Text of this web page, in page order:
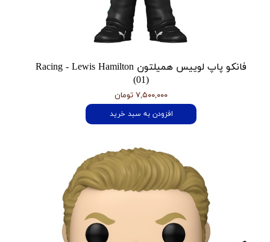
فانکو پاپ لوییس همیلتون Racing - Lewis Hamilton
(01)
۷,۵۰۰,۰۰۰ تومان
افزودن به سبد خرید